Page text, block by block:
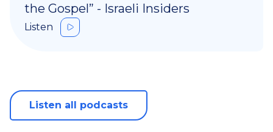
the Gospel” - Israeli Insiders
Listen
Listen all podcasts